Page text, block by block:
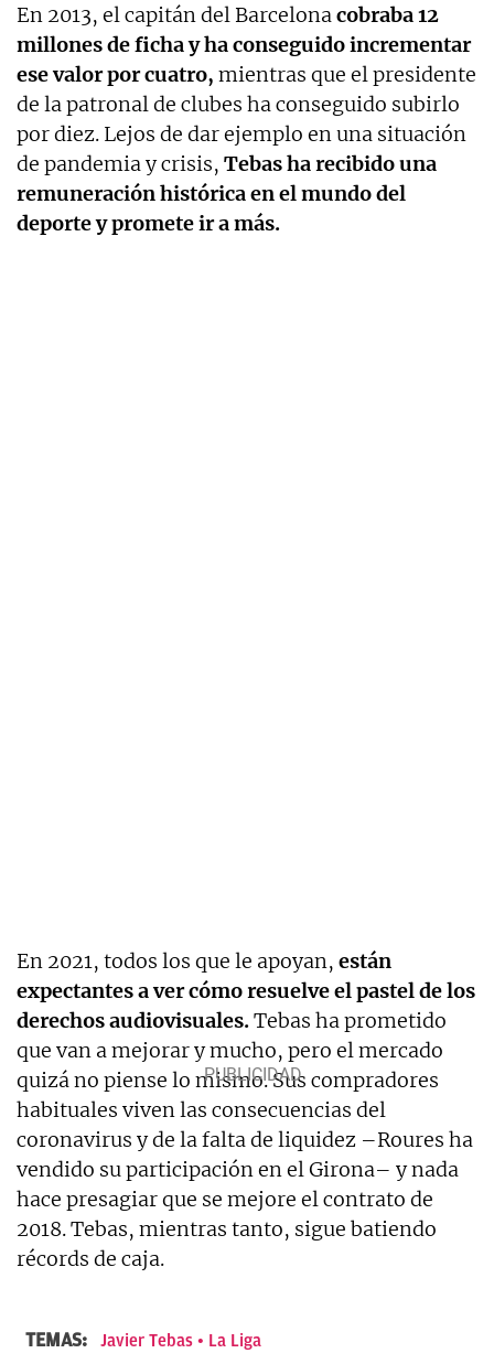
En 2013, el capitán del Barcelonacobraba 12
millones de ficha y ha conseguido incrementar
ese valor por cuatro, mientras que el presidente
de la patronal de clubes ha conseguido subirlo
por diez. Lejos de dar ejemplo en una situación
de pandemia y crisis, Tebas ha recibido una
remuneración histórica en el mundo del
deporte y promete ir a más.
En 2021, todos los que le apoyan, están
expectantes a ver cómo resuelve el pastel de los
derechos audiovisuales.Tebas ha prometido
que van a mejorar y mucho, pero el mercado
quizá no piense lo mismo. Sus compradores
habituales viven las consecuencias del
coronavirus y de la falta de liquidez –Roures ha
vendido su participación en el Girona– y nada
hace presagiar que se mejore el contrato de
2018. Tebas, mientras tanto, sigue batiendo
récords de caja.
TEMAS: Javier Tebas La Liga